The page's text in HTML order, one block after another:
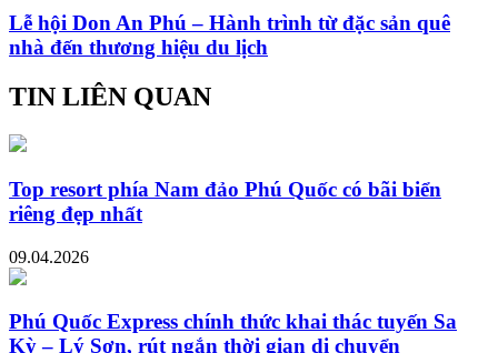
Lễ hội Don An Phú – Hành trình từ đặc sản quê
nhà đến thương hiệu du lịch
TIN LIÊN QUAN
Top resort phía Nam đảo Phú Quốc có bãi biển
riêng đẹp nhất
09.04.2026
Phú Quốc Express chính thức khai thác tuyến Sa
Kỳ – Lý Sơn, rút ngắn thời gian di chuyển